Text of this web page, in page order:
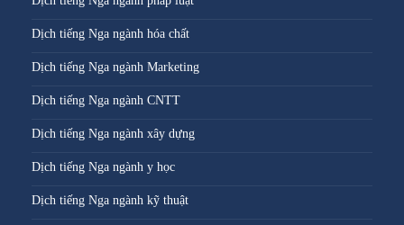
Dịch tiếng Nga ngành hóa chất
Dịch tiếng Nga ngành Marketing
Dịch tiếng Nga ngành CNTT
Dịch tiếng Nga ngành xây dựng
Dịch tiếng Nga ngành y học
Dịch tiếng Nga ngành kỹ thuật